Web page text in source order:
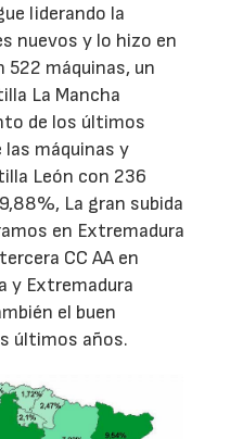
liderando la
nuevos y lo hizo en
máquinas, un
La Mancha
de los últimos
las máquinas y
León con 236
La gran subida
en Extremadura
CC AA en
y Extremadura
el buen
últimos años.